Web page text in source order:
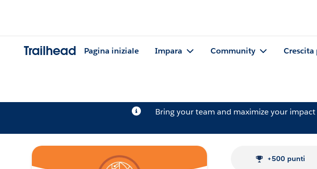
Trailhead Pagina iniziale Impara Community
Bring your team and maximize your
+500 punti